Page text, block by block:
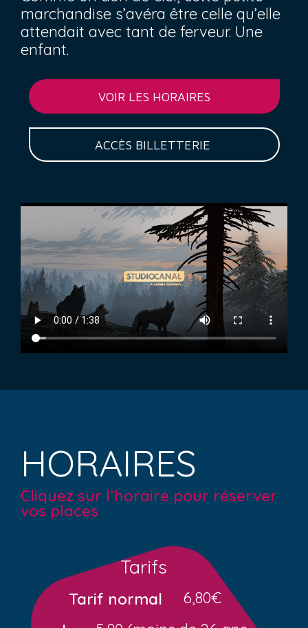
marchandise s’avéra être celle qu’elle
attendait avec tant de ferveur. Une
enfant.
VOIR LES HORAIRES
ACCÈS BILLETTERIE
HORAIRES
Cliquez sur l’horaire pour réserver
vos places
Tarifs
Tarif normal
6,80€